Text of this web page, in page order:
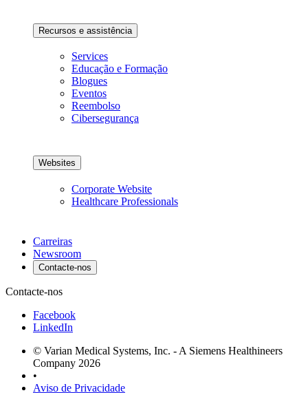
Recursos e assistência
Services
Educação e Formação
Blogues
Eventos
Reembolso
Cibersegurança
Websites
Corporate Website
Healthcare Professionals
Carreiras
Newsroom
Contacte-nos
Contacte-nos
Facebook
LinkedIn
© Varian Medical Systems, Inc. - A Siemens Healthineers
Company 2026
•
Aviso de Privacidade